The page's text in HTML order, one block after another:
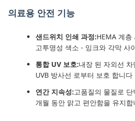
의료용 안전 기능
샌드위치 인쇄 과정:HEMA 계층
고투명성 색소 - 잉크와 각막 사
통합 UV 보호:내장 된 자외선
UVB 방사선 로부터 보호 합니다
연간 지속성:고품질의 물질로
개월 동안 맑고 편안함을 유지합